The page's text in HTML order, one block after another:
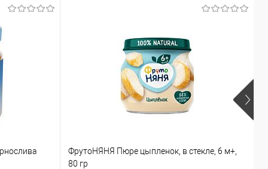
ФрутоНЯНЯ Пюре цыпленок, в стекле, 6 м+,
80 гр